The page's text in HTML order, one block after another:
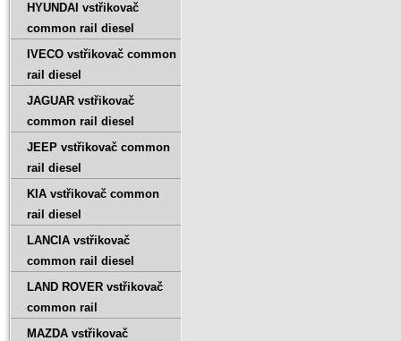
HYUNDAI vstřikovač
common rail diesel
IVECO vstřikovač common
rail diesel
JAGUAR vstřikovač
common rail diesel
JEEP vstřikovač common
rail diesel
KIA vstřikovač common
rail diesel
LANCIA vstřikovač
common rail diesel
LAND ROVER vstřikovač
common rail
MAZDA vstřikovač